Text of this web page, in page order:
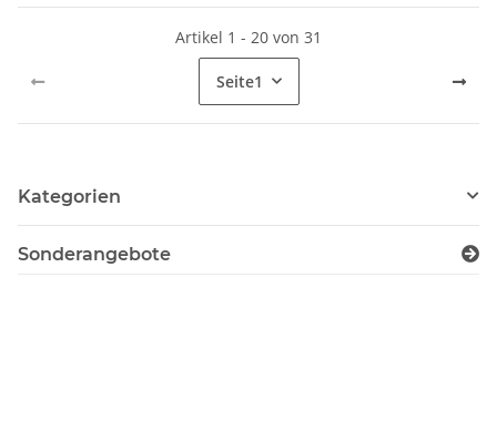
Artikel 1 - 20 von 31
Seite1
Kategorien
Sonderangebote